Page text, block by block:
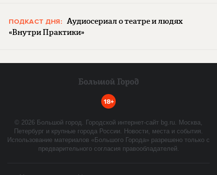
ПОДКАСТ ДНЯ: Аудиосериал о театре и людях
«Внутри Практики»
18+
© 2026 Большой город. Городской интернет-сайт bg.ru. Москва,
Петербург и крупные города России. Новости, места и события.
Использование материалов «Большого Города» разрешено только с
предварительного согласия правообладателей.